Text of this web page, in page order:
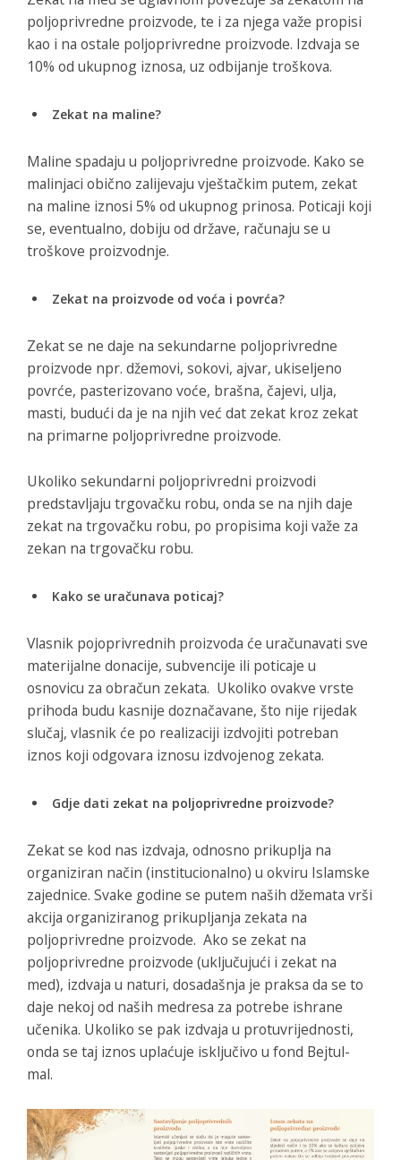
poljoprivredne proizvode, te i za njega važe propisi
kao i na ostale poljoprivredne proizvode. Izdvaja se
10% od ukupnog iznosa, uz odbijanje troškova.
Zekat na maline?
Maline spadaju u poljoprivredne proizvode. Kako se
malinjaci obično zalijevaju vještačkim putem, zekat
na maline iznosi 5% od ukupnog prinosa. Poticaji koji
se, eventualno, dobiju od države, računaju se u
troškove proizvodnje.
Zekat na proizvode od voća i povrća?
Zekat se ne daje na sekundarne poljoprivredne
proizvode npr. džemovi, sokovi, ajvar, ukiseljeno
povrće, pasterizovano voće, brašna, čajevi, ulja,
masti, budući da je na njih već dat zekat kroz zekat
na primarne poljoprivredne proizvode.
Ukoliko sekundarni poljoprivredni proizvodi
predstavljaju trgovačku robu, onda se na njih daje
zekat na trgovačku robu, po propisima koji važe za
zekan na trgovačku robu.
Kako se uračunava poticaj?
Vlasnik pojoprivrednih proizvoda će uračunavati sve
materijalne donacije, subvencije ili poticaje u
osnovicu za obračun zekata. Ukoliko ovakve vrste
prihoda budu kasnije doznačavane, što nije rijedak
slučaj, vlasnik će po realizaciji izdvojiti potreban
iznos koji odgovara iznosu izdvojenog zekata.
Gdje dati zekat na poljoprivredne proizvode?
Zekat se kod nas izdvaja, odnosno prikuplja na
organiziran način (institucionalno) u okviru Islamske
zajednice. Svake godine se putem naših džemata vrši
akcija organiziranog prikupljanja zekata na
poljoprivredne proizvode. Ako se zekat na
poljoprivredne proizvode (uključujući i zekat na
med), izdvaja u naturi, dosadašnja je praksa da se to
daje nekoj od naših medresa za potrebe ishrane
učenika. Ukoliko se pak izdvaja u protuvrijednosti,
onda se taj iznos uplaćuje isključivo u fond Bejtul-
mal.